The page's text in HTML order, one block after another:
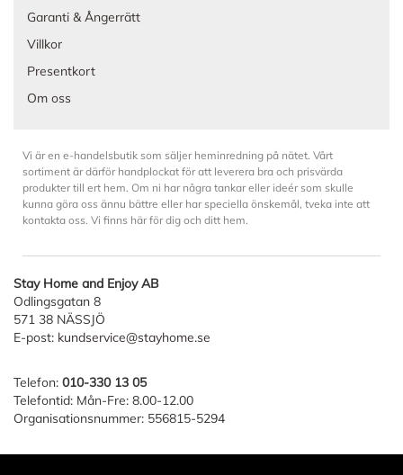
Garanti & Ångerrätt
Villkor
Presentkort
Om oss
Vi är en e-handelsbutik som säljer heminredning på nätet. Vårt
sortiment är därför handplockat för att leverera bra och prisvärda
produkter till ert hem. Om ni har några tankar eller ideér som skulle
kunna göra oss ännu bättre eller har speciella önskemål, tveka inte att
kontakta oss. Vi finns här för dig och ditt hem.
Stay Home and Enjoy AB
Odlingsgatan 8
571 38 NÄSSJÖ
E-post: kundservice@stayhome.se
Telefon: 010-330 13 05
Telefontid: Mån-Fre: 8.00-12.00
Organisationsnummer: 556815-5294